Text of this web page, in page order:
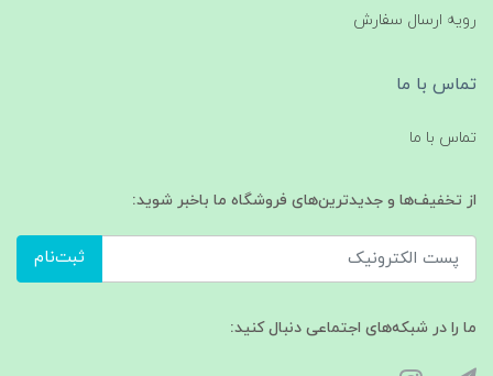
رویه ارسال سفارش
تماس با ما
تماس با ما
از تخفیف‌ها و جدیدترین‌های فروشگاه ما باخبر شوید:
ثبت‌نام
ما را در شبکه‌های اجتماعی دنبال کنید: